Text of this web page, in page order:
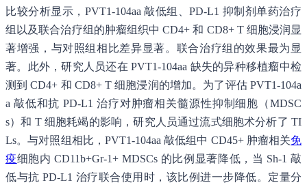
比较分析显示，PVT1-104aa 敲低组、PD-L1 抑制剂单药治疗
组以及联合治疗组的肿瘤组织中 CD4+ 和 CD8+ T 细胞浸润显
著增强，与对照组相比差异显著。联合治疗组的效果最为显
著。此外，研究人员还在 PVT1-104aa 缺失的异种移植瘤中检
测到 CD4+ 和 CD8+ T 细胞浸润的增加。为了评估 PVT1-104a
a 敲低和抗 PD-L1 治疗对肿瘤相关髓源性抑制细胞（MDSC
s）和 T 细胞耗竭的影响，研究人员通过流式细胞术分析了 TI
Ls。与对照组相比，PVT1-104aa 敲低组中 CD45+ 肿瘤相关免
疫细胞内 CD11b+Gr-1+ MDSCs 的比例显著降低，当 Sh-1 敲
低与抗 PD-L1 治疗联合使用时，该比例进一步降低。定量分